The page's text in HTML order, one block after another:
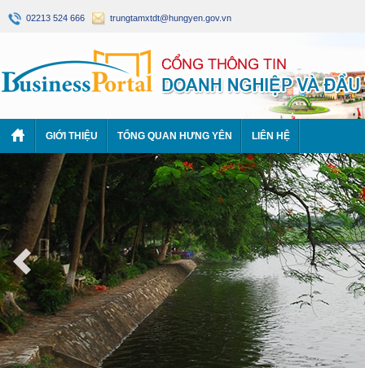
02213 524 666 trungtamxtdt@hungyen.gov.vn
GIỚI THIỆU TỔNG QUAN HƯNG YÊN LIÊN HỆ